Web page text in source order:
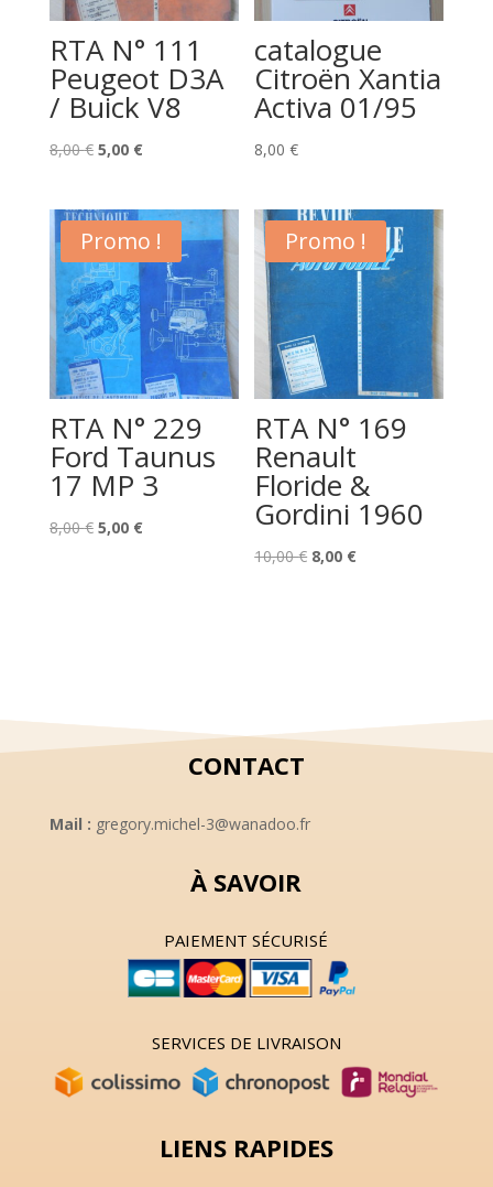
RTA N° 111
Peugeot D3A
/ Buick V8
8,00€ Le
initial
était :
8,00 €.
5,00 €Le
actuel
est :
5,00 €.
catalogue
Citroën Xantia
Activa 01/95
8,00€
Promo !
RTA N° 229
Ford Taunus
17 MP 3
8,00€ Le
5,00 €Le
Promo !
RTA N° 169
Renault
Floride &
Gordini 1960
10,00€ Le
8,00 €Le
CONTACT
Mail : gregory.michel-3@wanadoo.fr
À SAVOIR
PAIEMENT SÉCURISÉ
SERVICES DE LIVRAISON
LIENS RAPIDES